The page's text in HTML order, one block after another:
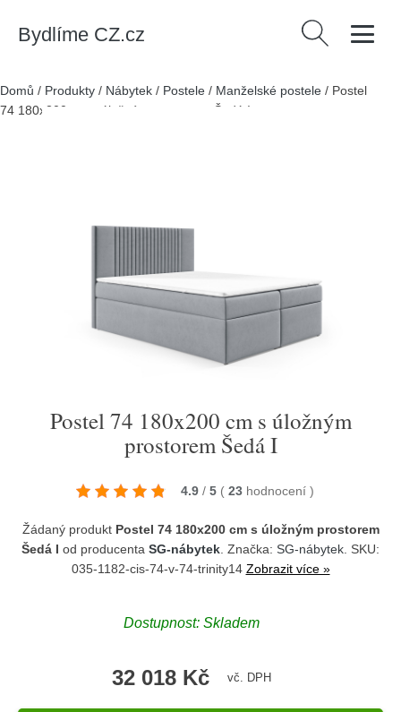
Bydlíme CZ.cz Vyhledávání
Domů / Produkty / Nábytek / Postele / Manželské postele / Postel
74 180x200 cm s úložným prostorem Šedá I
Postel 74 180x200 cm s úložným
prostorem Šedá I
4.9 / 5 ( 23 hodnocení )
Žádaný produkt Postel 74 180x200 cm s úložným prostorem
Šedá I od producenta SG-nábytek . Značka: SG-nábytek . SKU:
035-1182-cis-74-v-74-trinity14 Zobrazit více »
Dostupnost: Skladem
32 018 Kč vč. DPH